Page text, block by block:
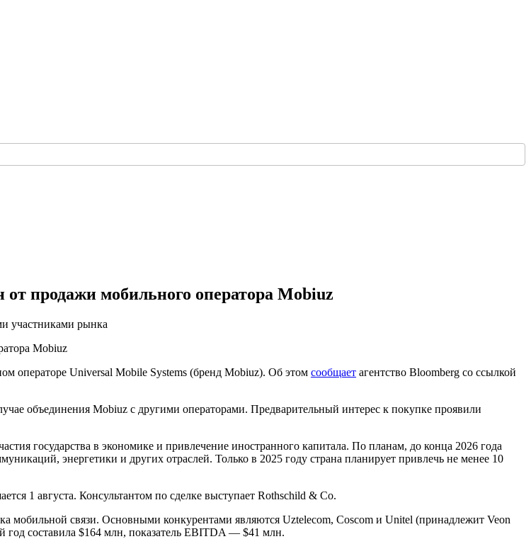
продажи мобильного оператора Mobiuz
участниками рынка
операторе Universal Mobile Systems (бренд Mobiuz). Об этом сообщает агентство Bloomberg со ссылкой
объединения Mobiuz с другими операторами. Предварительный интерес к покупке проявили
государства в экономике и привлечение иностранного капитала. По планам, до конца 2026 года
энергетики и других отраслей. Только в 2025 году страна планирует привлечь не менее 10
1 августа. Консультантом по сделке выступает Rothschild & Co.
мобильной связи. Основными конкурентами являются Uztelecom, Coscom и Unitel (принадлежит Veon
составила $164 млн, показатель EBITDA — $41 млн.